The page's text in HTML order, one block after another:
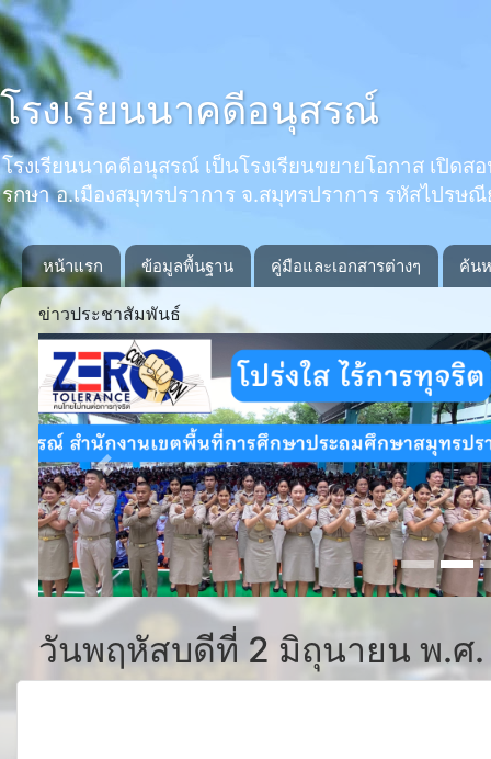
โรงเรียนนาคดีอนุสรณ์
โรงเรียนนาคดีอนุสรณ์ เป็นโรงเรียนขยายโอกาส เปิ
รกษา อ.เมืองสมุทรปราการ จ.สมุทรปราการ รหัสไปรษ
หน้าแรก ข้อมูลพื้นฐาน คู่มือและเอกสารต่างๆ ค้น
ข่าวประชาสัมพันธ์
Previous
วันพฤหัสบดีที่ 2 มิถุนายน พ.ศ